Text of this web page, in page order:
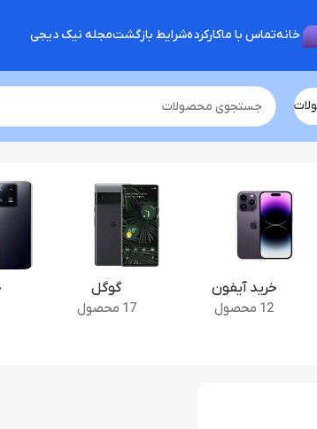
خانهتماس با ماکارکردهشرایط بازگشتمجله نیک دیجی
خرید آیفون
12 محصول
گوگل
17 محصول